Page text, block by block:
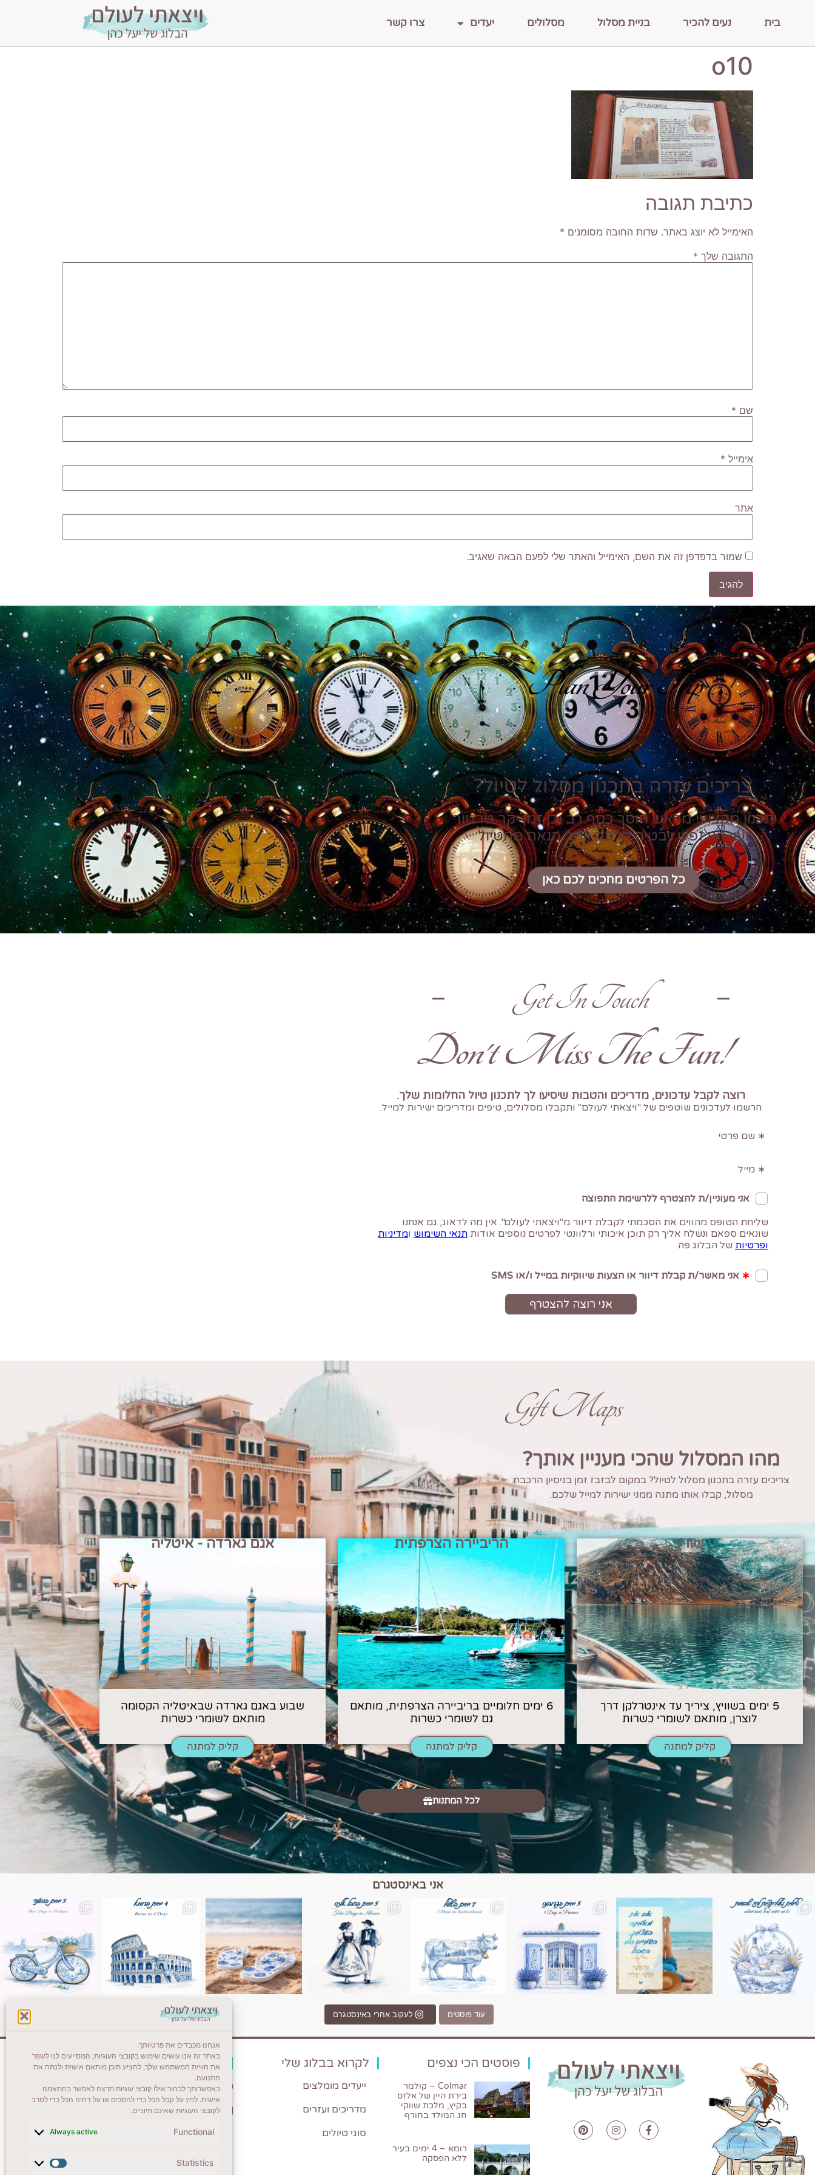
אנחנו מכבדים את פרטיותך.
באתר זה אנו עושים שימוש בקובצי העוגיות, המסייעים לנו לשפר
את חוויית המשתמש שלך, להציע תוכן מותאם אישית ולנתח את
התנועה.
באפשרותך לבחור אילו קובצי עוגיות תרצה לאפשר בהתאמה
אישית. לחץ על קבל הכל כדי להסכים או על דחיה הכל כדי לסרב
לקובצי העוגיות שאינם חיוניים.
Functional
Always active
Statistics
בית נעים להכיר בניית מסלול מסלולים יעדים צרו קשר
o10
כתיבת תגובה
האימייל לא יוצג באתר. שדות החובה מסומנים *
התגובה שלך *
שם *
אימייל *
אתר
שמור בדפדפן זה את השם, האימייל והאתר שלי לפעם הבאה שאגיב.
Plan Your Trip
צריכים עזרה בתכנון מסלול לטיול?
תכנון מקצועי מראש חוסך כסף רב וכן זמן יקר טרטור
ועוגמת נפש ויבטיח הרבה יותר הנאה מהטיול
כל הפרטים מחכים לכם כאן
Get In Touch
!Don't Miss The Fun
Gift Maps
מהו המסלול שהכי מעניין אותך?
צריכים עזרה בתכנון מסלול לטיול? במקום לבזבז זמן בניסיון הרכבת
מסלול, קבלו אותו מתנה ממני ישירות למייל שלכם.
שוויץ
5 ימים בשוויץ, ציריך עד אינטרלקן דרך
לוצרן, מותאם לשומרי כשרות
קליק למתנה
הריביירה הצרפתית
6 ימים חלומיים בריביירה הצרפתית, מותאם
גם לשומרי כשרות
קליק למתנה
אגם גארדה - איטליה
שבוע באגם גארדה שבאיטליה הקסומה
מותאם לשומרי כשרות
קליק למתנה
לכל המתנות
אני באינסטגרם
השמים הם הגבול 💙🩵 טיול בין כפרים, יין ונופים בחבל אלזס צרפת
יש רגע כזה בחופשה שבו הכל נהיה פשוט יותר. החול, הי
יש ערים בעולם שמרגישות כמו מסע בזמן. רומא היא אחתInstagram post 18087423191462101
עוד פוסטים לעקוב אחרי באינסטגרם
פוסטים הכי נצפים
Colmar – קולמר
בירת היין של אלזס
בקיץ, מלכת שווקי
חג המולד בחורף
רומא – 4 ימים בעיר
ללא הפסקה
לקרוא בבלוג שלי
ייעדים מומלצים
מדריכים ועזרים
סוגי טיולים
צרו קשר (לא בשבת)
לשליחת הודעת וואטסאפ
veyatsati.laolam@gmail.com